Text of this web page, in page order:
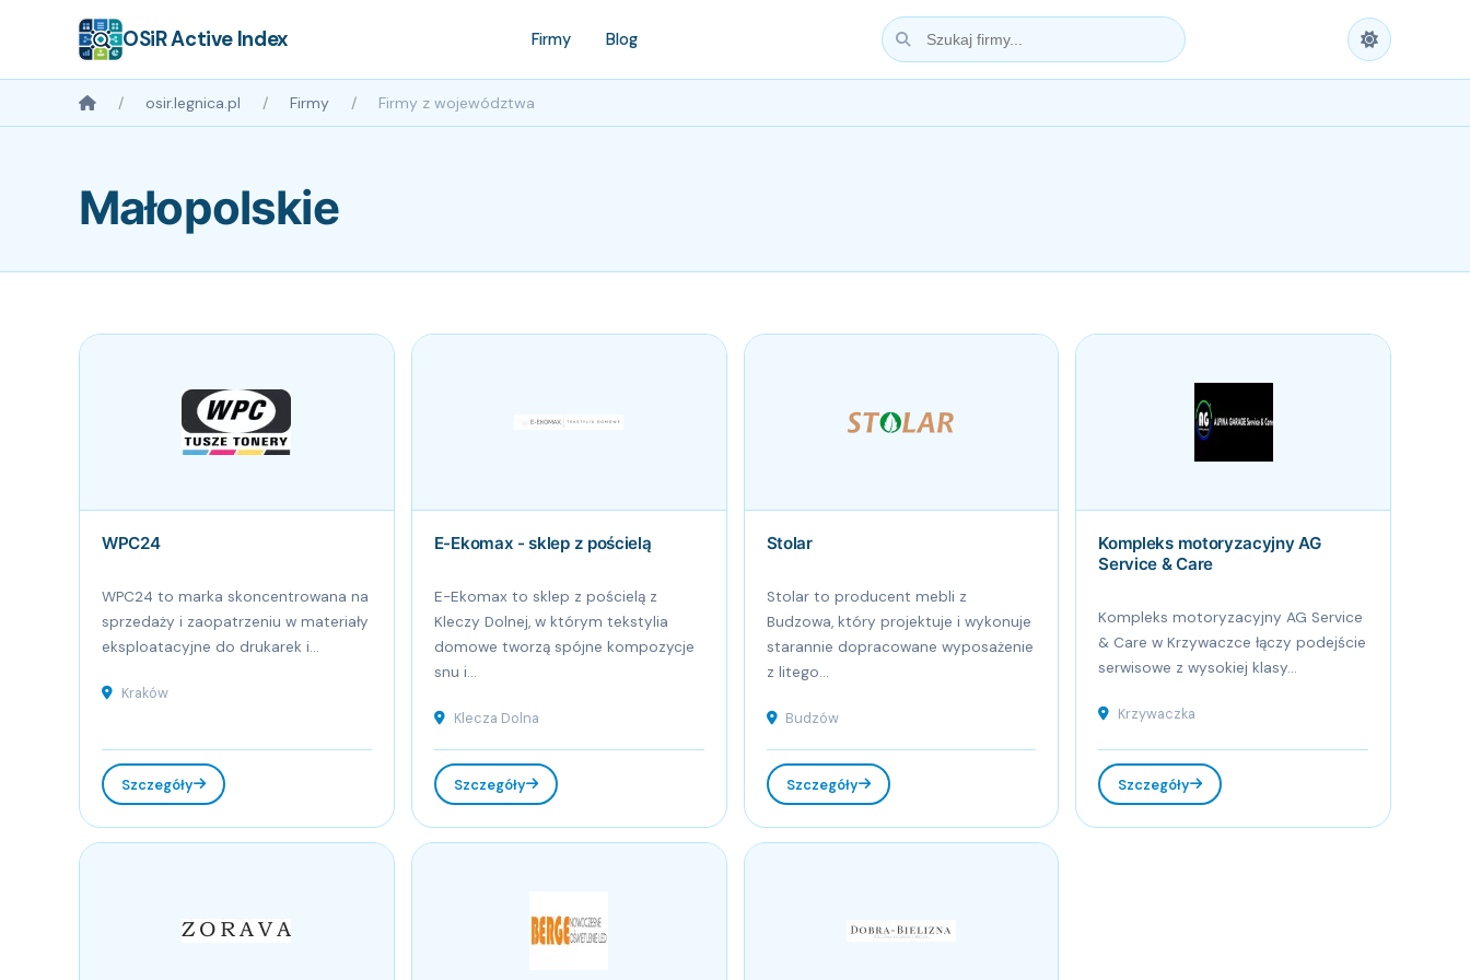
OSiR Active Index Firmy Blog
osir.legnica.pl Firmy Firmy z województwa
Małopolskie
WPC24
WPC24 to marka skoncentrowana na
sprzedaży i zaopatrzeniu w materiały
eksploatacyjne do drukarek i...
Kraków
Szczegóły
E-Ekomax - sklep z pościelą
E-Ekomax to sklep z pościelą z
Kleczy Dolnej, w którym tekstylia
domowe tworzą spójne kompozycje
snu i...
Klecza Dolna
Szczegóły
Stolar
Stolar to producent mebli z
Budzowa, który projektuje i wykonuje
starannie dopracowane wyposażenie
z litego...
Budzów
Szczegóły
Kompleks motoryzacyjny AG
Service & Care
Kompleks motoryzacyjny AG Service
& Care w Krzywaczce łączy podejście
serwisowe z wysokiej klasy...
Krzywaczka
Szczegóły